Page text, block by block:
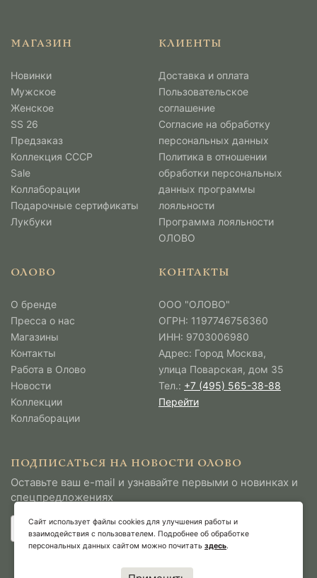
Сайт использует файлы cookies для улучшения работы и
взаимодействия с пользователем. Подробнее об обработке
персональных данных сайтом можно почитать здесь.
МАГАЗИН
Новинки
Мужcкое
Женское
SS 26
Предзаказ
Коллекция СССР
Sale
Коллаборации
Подарочные сертификаты
Лукбуки
КЛИЕНТЫ
Доставка и оплата
Пользовательское
соглашение
Согласие на обработку
персональных данных
Политика в отношении
обработки персональных
данных программы
лояльности
Программа лояльности
ОЛОВО
ОЛОВО
О бренде
Пресса о нас
Магазины
Контакты
Работа в Олово
Новости
Коллекции
Коллаборации
КОНТАКТЫ
ООО "ОЛОВО"
ОГРН: 1197746756360
ИНН: 9703006980
Адрес: Город Москва,
улица Поварская, дом 35
Тел.: +7 (495) 565-38-88
Перейти
ПОДПИСАТЬСЯ НА НОВОСТИ ОЛОВО
Оставьте ваш e-mail и узнавайте первыми о новинках и
спецпредложениях